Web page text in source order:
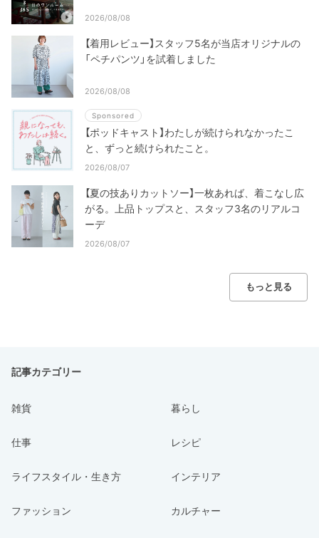
2026/08/08
【着用レビュー】スタッフ5名が当店オリジナルの
「ペチパンツ」を試着しました
2026/08/08
Sponsored
【ポッドキャスト】わたしが続けられなかったこ
と、ずっと続けられたこと。
2026/08/07
【夏の技ありカットソー】一枚あれば、着こなし広
がる。上品トップスと、スタッフ3名のリアルコ
ーデ
2026/08/07
もっと見る
記事カテゴリー
雑貨 暮らし
仕事 レシピ
ライフスタイル・生き方 インテリア
ファッション カルチャー